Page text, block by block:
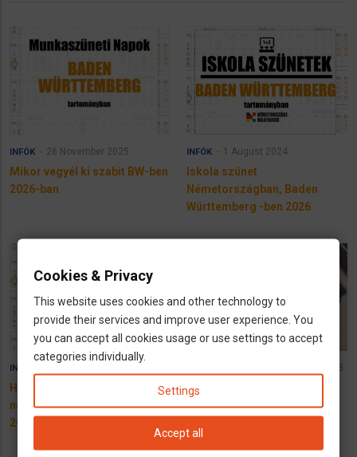
INFÓK 26 November 2025
Mikor vegyél ki szabit BW-ben
2026-ban
INFÓK 1 August 2024
Iskola szünet
Németországban, Baden
Württemberg -ben 2026
INFÓK
Hivatalos munkaszüneti
napok Baden-Württemberg,
2026
28 February 2023
Állások Baden-
Württembergben
Cookies & Privacy
This website uses cookies and other technology to
provide their services and improve user experience. You
you can accept all cookies usage or use settings to accept
categories individually.
Settings
Accept all